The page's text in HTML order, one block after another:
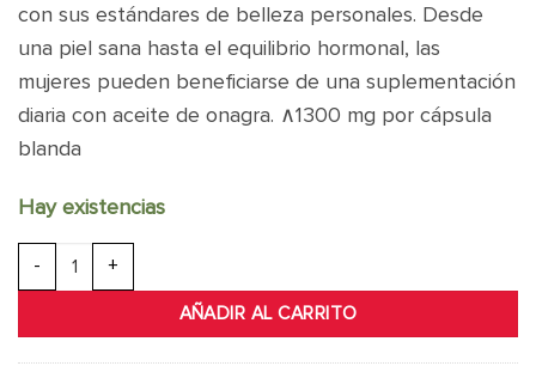
con sus estándares de belleza personales. Desde
una piel sana hasta el equilibrio hormonal, las
mujeres pueden beneficiarse de una suplementación
diaria con aceite de onagra. ∧1300 mg por cápsula
blanda
Hay existencias
Women's Evening Primrose Oil 1300mg cantidad
AÑADIR AL CARRITO